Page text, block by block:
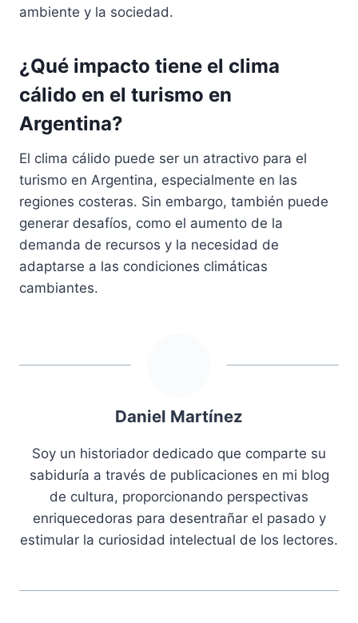
ambiente y la sociedad.
¿Qué impacto tiene el clima
cálido en el turismo en
Argentina?
El clima cálido puede ser un atractivo para el
turismo en Argentina, especialmente en las
regiones costeras. Sin embargo, también puede
generar desafíos, como el aumento de la
demanda de recursos y la necesidad de
adaptarse a las condiciones climáticas
cambiantes.
Daniel Martínez
Soy un historiador dedicado que comparte su
sabiduría a través de publicaciones en mi blog
de cultura, proporcionando perspectivas
enriquecedoras para desentrañar el pasado y
estimular la curiosidad intelectual de los lectores.